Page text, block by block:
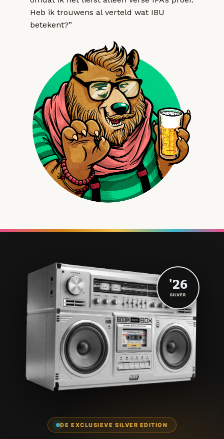
Heb ik trouwens al verteld wat IBU
betekent?”
DE EXCLUSIEVE SILVER EDITION
'26
SILVER